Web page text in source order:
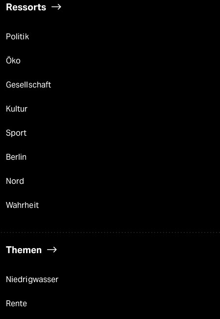
Ressorts
Politik
Öko
Gesellschaft
Kultur
Sport
Berlin
Nord
Wahrheit
Themen
Niedrigwasser
Rente